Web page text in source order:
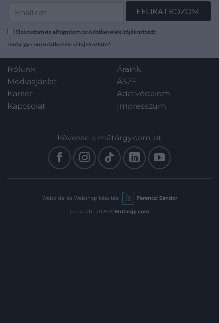
Elolvastam és elfogadom az Adatkezelési tájékoztatót:
mutargy.com/adatkezelesi-tajekoztato/
Rólunk
Médiaajánlat
Karrier
Kapcsolat
Áraink
ÁSZF
Adatvédelem
Impresszum
Kövesse a műtárgy.com-ot
Weboldal és Webshop készítés: Ferenczi Sándor
Copyright 2026 © Mutargy.com